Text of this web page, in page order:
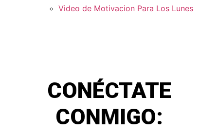
Video de Motivacion Para Los Lunes
CONÉCTATE
CONMIGO: